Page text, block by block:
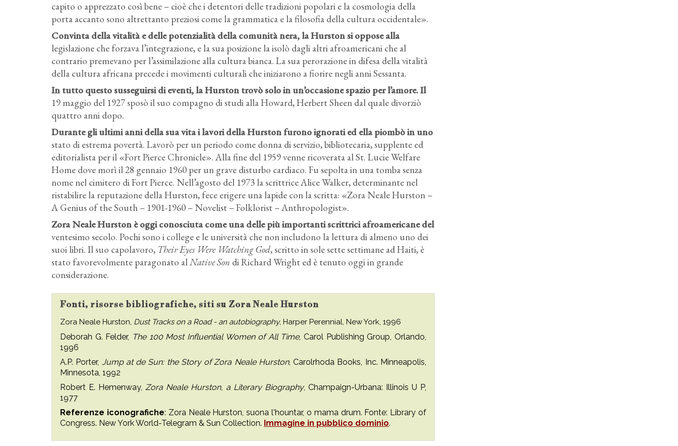
capito o apprezzato così bene – cioè che i detentori delle tradizioni popolari e la cosmologia della
porta accanto sono altrettanto preziosi come la grammatica e la filosofia della cultura occidentale».
Convinta della vitalità e delle potenzialità della comunità nera, la Hurston si oppose alla
legislazione che forzava l’integrazione, e la sua posizione la isolò dagli altri afroamericani che al
contrario premevano per l’assimilazione alla cultura bianca. La sua perorazione in difesa della vitalità
della cultura africana precede i movimenti culturali che iniziarono a fiorire negli anni Sessanta.
In tutto questo susseguirsi di eventi, la Hurston trovò solo in un’occasione spazio per l’amore. Il
19 maggio del 1927 sposò il suo compagno di studi alla Howard, Herbert Sheen dal quale divorziò
quattro anni dopo.
Durante gli ultimi anni della sua vita i lavori della Hurston furono ignorati ed ella piombò in uno
stato di estrema povertà. Lavorò per un periodo come donna di servizio, bibliotecaria, supplente ed
editorialista per il «Fort Pierce Chronicle». Alla fine del 1959 venne ricoverata al St. Lucie Welfare
Home dove morì il 28 gennaio 1960 per un grave disturbo cardiaco. Fu sepolta in una tomba senza
nome nel cimitero di Fort Pierce. Nell’agosto del 1973 la scrittrice Alice Walker, determinante nel
ristabilire la reputazione della Hurston, fece erigere una lapide con la scritta: «Zora Neale Hurston –
A Genius of the South – 1901-1960 – Novelist – Folklorist – Anthropologist».
Zora Neale Hurston è oggi conosciuta come una delle più importanti scrittrici afroamericane del
ventesimo secolo. Pochi sono i college e le università che non includono la lettura di almeno uno dei
suoi libri. Il suo capolavoro, Their Eyes Were Watching God, scritto in sole sette settimane ad Haiti, è
stato favorevolmente paragonato alNative Son di Richard Wright ed è tenuto oggi in grande
considerazione.
Fonti, risorse bibliografiche, siti su Zora Neale Hurston
Zora Neale Hurston, Dust Tracks on a Road - an autobiography, Harper Perennial, New York, 1996
Deborah G. Felder, The 100 Most Influential Women of All Time, Carol Publishing Group, Orlando,
1996
A.P. Porter, Jump at de Sun: the Story of Zora Neale Hurston, Carolrhoda Books, Inc. Minneapolis,
Minnesota, 1992
Robert E. Hemenway, Zora Neale Hurston, a Literary Biography, Champaign-Urbana: Illinois U P,
1977
Referenze iconografiche: Zora Neale Hurston, suona l'hountar, o mama drum. Fonte: Library of
Congress. New York World-Telegram & Sun Collection. Immagine in pubblico dominio.